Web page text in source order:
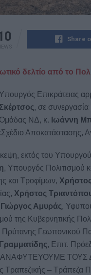
Share
δελτίο από το
Υπουργός Επικράτειας
Σκέρτσος, σε συνεργασία
Ομάδας ΝΔ, κ. Ιωάννη
Αποκατάστασης,
εκτός του
, Υπουργός Πολιτισμού
και Τροφίμων,
Χρήστος
Γιώργος Αμυράς,
της Κυβερνητικής
Πρύτανης Γεωπονικού
, Επιτ.
ΤΟΥΣ
Τραπεζικής – Τράπεζα